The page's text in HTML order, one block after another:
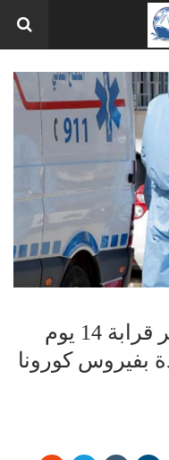
لجنة الأوبئة: علينا أن ننتظر قرابة 14 يوم
بفيروس كورونا